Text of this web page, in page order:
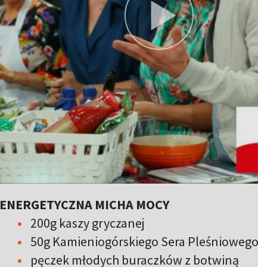
ENERGETYCZNA MICHA MOCY
200g kaszy gryczanej
50g Kamieniogórskiego Sera Pleśniowego
pęczek młodych buraczków z botwiną